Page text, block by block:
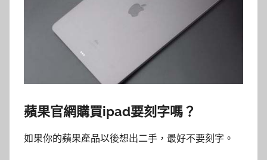
蘋果官網購買ipad要刻字嗎？
如果你的蘋果產品以後想出二手，最好不要刻字。